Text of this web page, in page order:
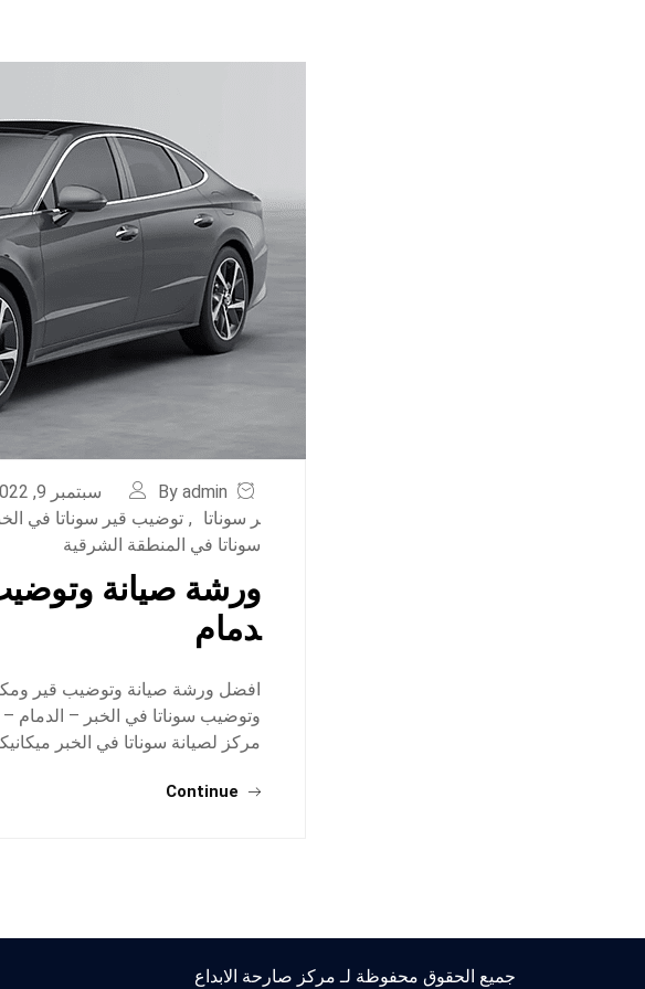
By admin سبتمبر 9, 2022
ر سوناتا
, توضيب قير سوناتا في
سوناتا في المنطقة الشرقية
ورشة صيانة
دمام
افضل ورشة صيانة وتوضيب قير
وتوضيب سوناتا في الخبر – الدمام
مركز لصيانة سوناتا في الخبر
Continue
جميع الحقوق محفوظة لـ مركز صارحة الابداع